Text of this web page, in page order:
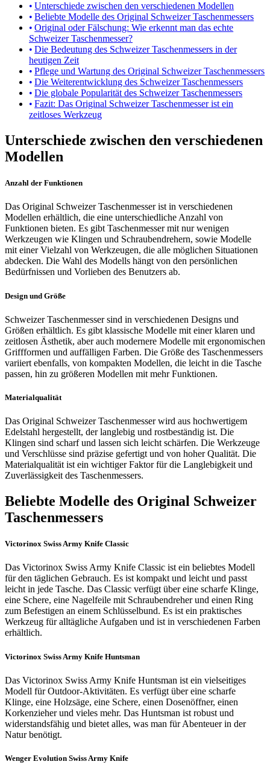
Unterschiede zwischen den verschiedenen Modellen
Beliebte Modelle des Original Schweizer Taschenmessers
Original oder Fälschung: Wie erkennt man das echte
Schweizer Taschenmesser?
Die Bedeutung des Schweizer Taschenmessers in der
heutigen Zeit
Pflege und Wartung des Original Schweizer Taschenmessers
Die Weiterentwicklung des Schweizer Taschenmessers
Die globale Popularität des Schweizer Taschenmessers
Fazit: Das Original Schweizer Taschenmesser ist ein
zeitloses Werkzeug
Unterschiede zwischen den verschiedenen
Modellen
Anzahl der Funktionen
Das Original Schweizer Taschenmesser ist in verschiedenen
Modellen erhältlich, die eine unterschiedliche Anzahl von
Funktionen bieten. Es gibt Taschenmesser mit nur wenigen
Werkzeugen wie Klingen und Schraubendrehern, sowie Modelle
mit einer Vielzahl von Werkzeugen, die alle möglichen Situationen
abdecken. Die Wahl des Modells hängt von den persönlichen
Bedürfnissen und Vorlieben des Benutzers ab.
Design und Größe
Schweizer Taschenmesser sind in verschiedenen Designs und
Größen erhältlich. Es gibt klassische Modelle mit einer klaren und
zeitlosen Ästhetik, aber auch modernere Modelle mit ergonomischen
Griffformen und auffälligen Farben. Die Größe des Taschenmessers
variiert ebenfalls, von kompakten Modellen, die leicht in die Tasche
passen, hin zu größeren Modellen mit mehr Funktionen.
Materialqualität
Das Original Schweizer Taschenmesser wird aus hochwertigem
Edelstahl hergestellt, der langlebig und rostbeständig ist. Die
Klingen sind scharf und lassen sich leicht schärfen. Die Werkzeuge
und Verschlüsse sind präzise gefertigt und von hoher Qualität. Die
Materialqualität ist ein wichtiger Faktor für die Langlebigkeit und
Zuverlässigkeit des Taschenmessers.
Beliebte Modelle des Original Schweizer
Taschenmessers
Victorinox Swiss Army Knife Classic
Das Victorinox Swiss Army Knife Classic ist ein beliebtes Modell
für den täglichen Gebrauch. Es ist kompakt und leicht und passt
leicht in jede Tasche. Das Classic verfügt über eine scharfe Klinge,
eine Schere, eine Nagelfeile mit Schraubendreher und einen Ring
zum Befestigen an einem Schlüsselbund. Es ist ein praktisches
Werkzeug für alltägliche Aufgaben und ist in verschiedenen Farben
erhältlich.
Victorinox Swiss Army Knife Huntsman
Das Victorinox Swiss Army Knife Huntsman ist ein vielseitiges
Modell für Outdoor-Aktivitäten. Es verfügt über eine scharfe
Klinge, eine Holzsäge, eine Schere, einen Dosenöffner, einen
Korkenzieher und vieles mehr. Das Huntsman ist robust und
widerstandsfähig und bietet alles, was man für Abenteuer in der
Natur benötigt.
Wenger Evolution Swiss Army Knife